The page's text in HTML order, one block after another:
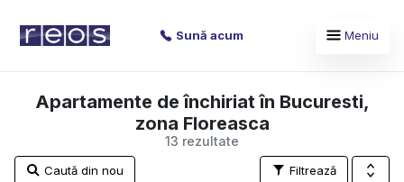
Sună acum Meniu
13 rezultate
Apartamente de închiriat în Bucuresti,
zona Floreasca
Filtrează
Caută din nou